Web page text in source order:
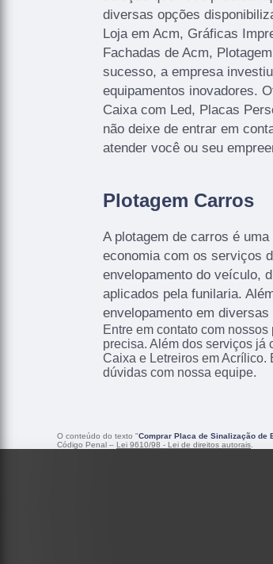
diversas opções
Loja em Acm, Gráficas
Fachadas de Acm,
sucesso, a empresa
equipamentos inovadores.
Caixa com Led, Placas
não deixe de entrar em
atender você ou seu
Plotagem Carros
A plotagem de carros é
economia com os serviços
envelopamento do veículo,
aplicados pela funilaria.
envelopamento em
Entre em contato com
precisa. Além dos serviços já
Caixa e Letreiros em Acrílico.
dúvidas com nossa equipe.
O conteúdo do texto "Comprar Placa de Sinalização de
Código Penal – Lei 9610/98 - Lei de direitos autorais